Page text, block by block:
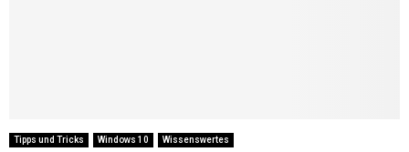
Tipps und Tricks Windows 10 Wissenswertes